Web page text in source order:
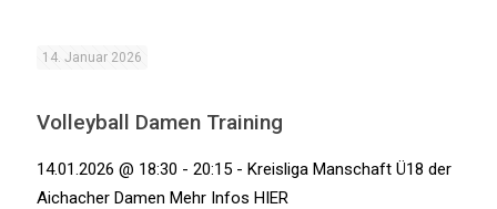
14. Januar 2026
Volleyball Damen Training
14.01.2026 @ 18:30 - 20:15 - Kreisliga Manschaft Ü18 der
Aichacher Damen Mehr Infos HIER